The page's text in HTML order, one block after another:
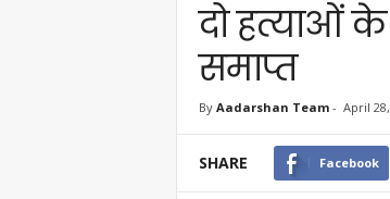
दो हत्याओं
समाप्त
By Aadarshan Team- April
SHARE Facebook